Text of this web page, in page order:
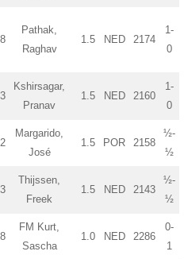
Pathak,
Raghav
1.5 NED 2174
1-
0
Kshirsagar,
Pranav
1.5 NED 2160
1-
0
Margarido,
José
1.5 POR 2158
½-
½
Thijssen,
Freek
1.5 NED 2143
½-
½
FM Kurt,
Sascha
1.0 NED 2286
0-
1